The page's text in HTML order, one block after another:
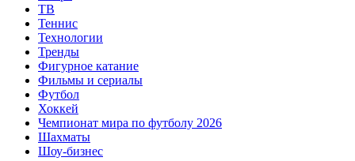
ТВ
Теннис
Технологии
Тренды
Фигурное катание
Фильмы и сериалы
Футбол
Хоккей
Чемпионат мира по футболу 2026
Шахматы
Шоу-бизнес